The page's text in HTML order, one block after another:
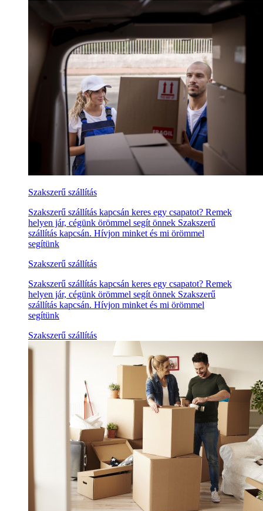
Szakszerű szállítás
Szakszerű szállítás kapcsán keres egy csapatot? Remek
helyen jár, cégünk örömmel segít önnek Szakszerű
szállítás kapcsán. Hívjon minket és mi örömmel
segítünk
Szakszerű szállítás
Szakszerű szállítás kapcsán keres egy csapatot? Remek
helyen jár, cégünk örömmel segít önnek Szakszerű
szállítás kapcsán. Hívjon minket és mi örömmel
segítünk
Szakszerű szállítás